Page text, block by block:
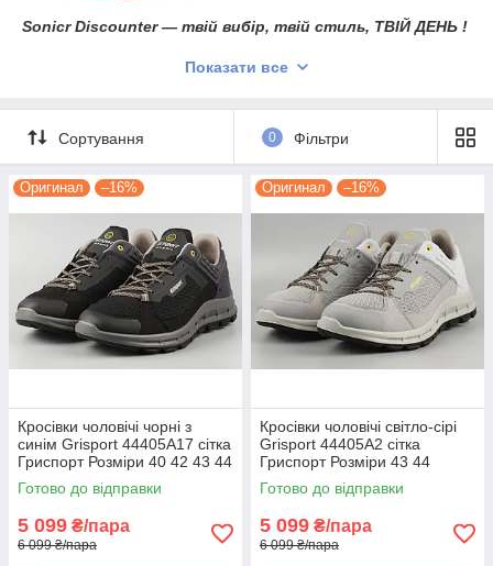
Sonicr Discounter — твій вибір, твій стиль, ТВІЙ ДЕНЬ !
кроці
Італійський бренд
— це якісне взуття для тих, хто
створені для активного способу життя, міських прогулянок та
подорожей у складних умовах.
Чому варто обрати Grisport:
✅Комфортна анатомічна форма
Ідеально облягають стопу, забезпечуючи комфорт та
підтримку протягом цілого дня.
✅Сучасні матеріали: Cordura, натуральна шкіра,
Gritex, Sympatex
Захист від вологи, стійкість до зношування і хороша
✅ Підошва Vibram — лідер серед світових
брендів
Забезпечує міцне зчеплення з поверхнею і стійкість до
ковзання.
Ідеально підходять для туризму, подорожей, трекінгу, а
також щоденного носіння в місті.
Показати все
Сортування 0 Фільтри
Оригинал –16%
Кросівки чоловічі чорні з
синім Grisport 44405A17 сітка
Гриспорт Розміри 40 42 43 44
46 47
Готово до відправки
5 099 ₴/пара
6 099 ₴/пара
Оригинал –16%
Кросівки чоловічі світло-сірі
Grisport 44405A2 сітка
Гриспорт Розміри 43 44
Готово до відправки
5 099 ₴/пара
6 099 ₴/пара